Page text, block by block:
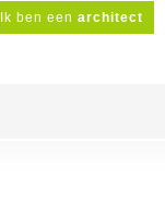
Ik ben een architect